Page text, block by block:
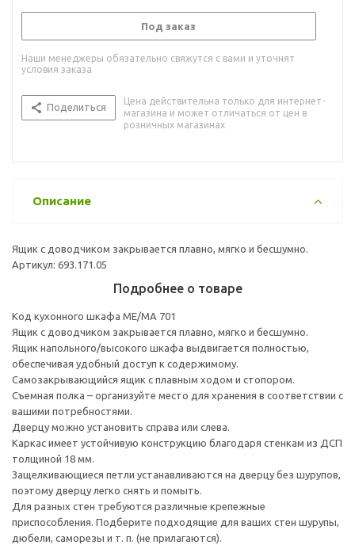
Под заказ
Наши менеджеры обязательно свяжутся с вами и уточнят
условия заказа
Поделиться
Цена действительна только для интернет-
магазина и может отличаться от цен в
розничных магазинах
Описание
Ящик с доводчиком закрывается плавно, мягко и бесшумно.
Артикул: 693.171.05
Подробнее о товаре
Код кухонного шкафа ME/MA 701
Ящик с доводчиком закрывается плавно, мягко и бесшумно.
Ящик напольного/высокого шкафа выдвигается полностью,
обеспечивая удобный доступ к содержимому.
Cамозакрывающийся ящик с плавным ходом и стопором.
Съемная полка – организуйте место для хранения в соответствии с
вашими потребностями.
Дверцу можно установить справа или слева.
Каркас имеет устойчивую конструкцию благодаря стенкам из ДСП
толщиной 18 мм.
Защелкивающиеся петли устанавливаются на дверцу без шурупов,
поэтому дверцу легко снять и помыть.
Для разных стен требуются различные крепежные
приспособления. Подберите подходящие для ваших стен шурупы,
дюбели, саморезы и т. п. (не прилагаются).